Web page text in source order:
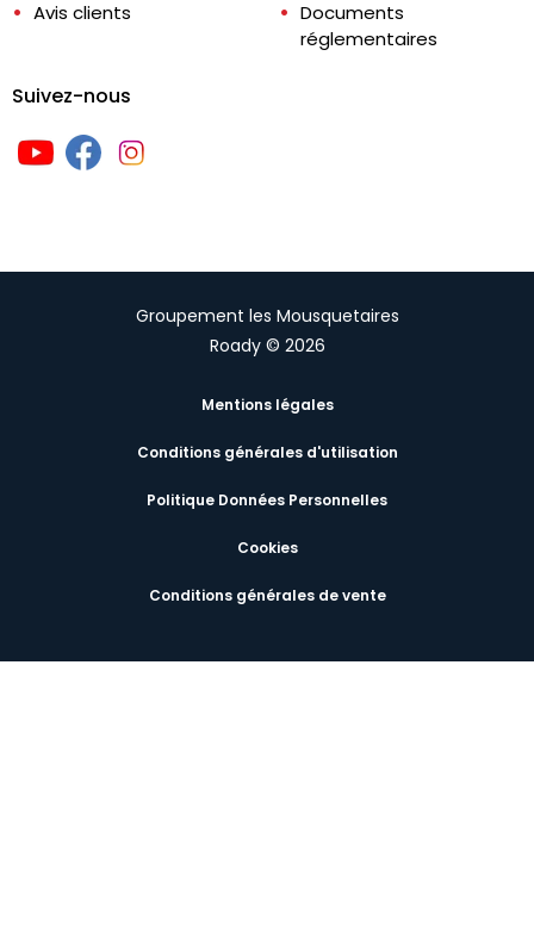
Avis clients
Documents
réglementaires
Suivez-nous
Groupement les Mousquetaires
Roady © 2026
Mentions légales
Conditions générales d'utilisation
Politique Données Personnelles
Cookies
Conditions générales de vente